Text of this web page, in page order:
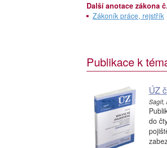
Další anotace zákona
Zákoník práce, rejstřík
Publikace k
ÚZ
Sagit,
do